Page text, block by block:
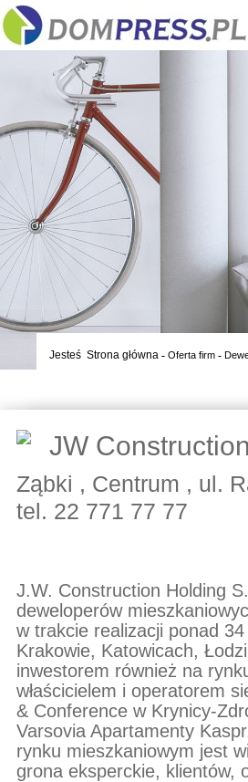
Jesteś Strona główna - Oferta firm -
JW
Ząbki , Centrum , ul.
tel. 22 771 77 77
J.W. Construction Holding
deweloperów
w trakcie realizacji ponad
Krakowie, Katowicach,
inwestorem również na
właścicielem i operatorem
& Conference w Krynicy-
Varsovia Apartamenty
rynku mieszkaniowym jest
grona eksperckie, klientów,